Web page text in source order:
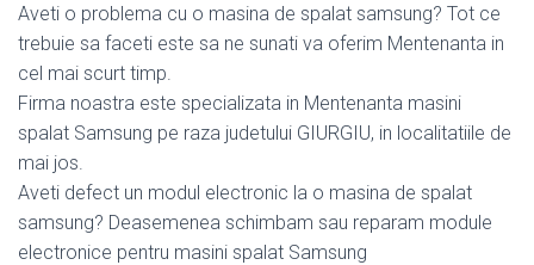
Aveti o problema cu o masina de spalat samsung? Tot ce
trebuie sa faceti este sa ne sunati va oferim Mentenanta in
cel mai scurt timp.
Firma noastra este specializata in Mentenanta masini
spalat Samsung pe raza judetului GIURGIU, in localitatiile de
mai jos.
Aveti defect un modul electronic la o masina de spalat
samsung? Deasemenea schimbam sau reparam module
electronice pentru masini spalat Samsung